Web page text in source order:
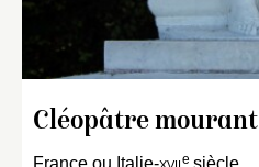
Cléopâtre mourant
France ou Italie-xviie siècle